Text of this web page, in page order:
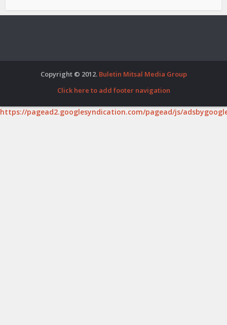
Copyright © 2012. Buletin Mitsal Media Group
Click here to add footer navigation
https://pagead2.googlesyndication.com/pagead/js/